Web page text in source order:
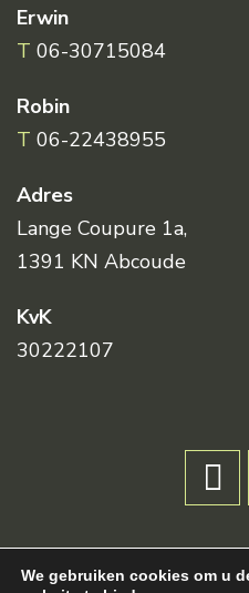
Erwin
T 06-30715084
Robin
T 06-22438955
Adres
Lange Coupure 1a,
1391 KN Abcoude
KvK
30222107
CopyrightSnoek Beoordeling
We gebruiken cookies om u